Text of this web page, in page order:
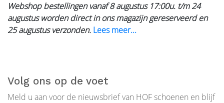
Webshop bestellingen vanaf 8 augustus 17:00u. t/m 24
augustus worden direct in ons magazijn gereserveerd en
25 augustus verzonden. Lees meer...
Volg ons op de voet
Meld u aan voor de nieuwsbrief van HOF schoenen en blijf